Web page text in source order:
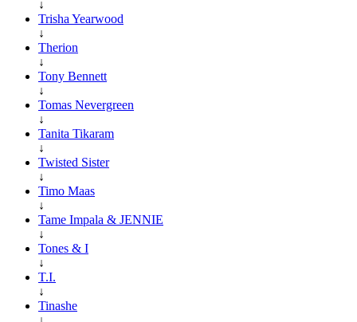
↓
Trisha Yearwood
↓
Therion
↓
Tony Bennett
↓
Tomas Nevergreen
↓
Tanita Tikaram
↓
Twisted Sister
↓
Timo Maas
↓
Tame Impala & JENNIE
↓
Tones & I
↓
T.I.
↓
Tinashe